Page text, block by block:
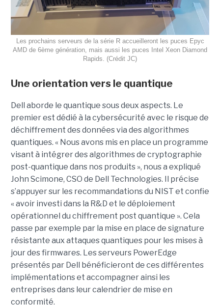
Les prochains serveurs de la série R accueilleront les puces Epyc
AMD de 6ème génération, mais aussi les puces Intel Xeon Diamond
Rapids. (Crédit JC)
Une orientation vers le quantique
Dell aborde le quantique sous deux aspects. Le
premier est dédié à la cybersécurité avec le risque de
déchiffrement des données via des algorithmes
quantiques. « Nous avons mis en place un programme
visant à intégrer des algorithmes de cryptographie
post-quantique dans nos produits », nous a expliqué
John Scimone, CSO de Dell Technologies. Il précise
s’appuyer sur les recommandations du NIST et confie
« avoir investi dans la R&D et le déploiement
opérationnel du chiffrement post quantique ». Cela
passe par exemple par la mise en place de signature
résistante aux attaques quantiques pour les mises à
jour des firmwares. Les serveurs PowerEdge
présentés par Dell bénéficieront de ces différentes
implémentations et accompagner ainsi les
entreprises dans leur calendrier de mise en
conformité.